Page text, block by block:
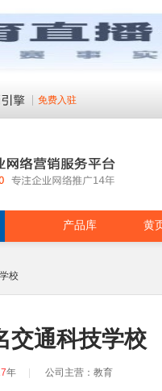
免费入驻
产品库 黄
校
交通科技学校
年 公司主营：教育